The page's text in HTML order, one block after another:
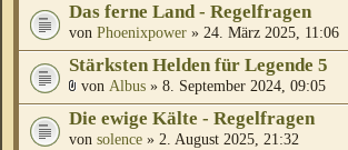
Das ferne Land - Regelfragen
von Phoenixpower » 24. März 2025, 11:06
Stärksten Helden für Legende 5
von Albus » 8. September 2024, 09:05
Die ewige Kälte - Regelfragen
von solence » 2. August 2025, 21:32